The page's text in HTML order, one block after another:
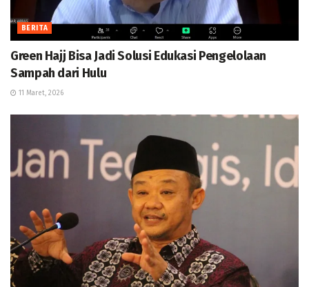
BERITA
Green Hajj Bisa Jadi Solusi Edukasi Pengelolaan
Sampah dari Hulu
11 Maret, 2026